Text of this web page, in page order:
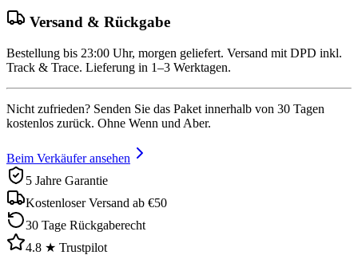
Versand & Rückgabe
Bestellung bis 23:00 Uhr, morgen geliefert. Versand mit DPD inkl.
Track & Trace. Lieferung in 1–3 Werktagen.
Nicht zufrieden? Senden Sie das Paket innerhalb von 30 Tagen
kostenlos zurück. Ohne Wenn und Aber.
Beim Verkäufer ansehen
5 Jahre Garantie
Kostenloser Versand ab €50
30 Tage Rückgaberecht
4.8 ★ Trustpilot